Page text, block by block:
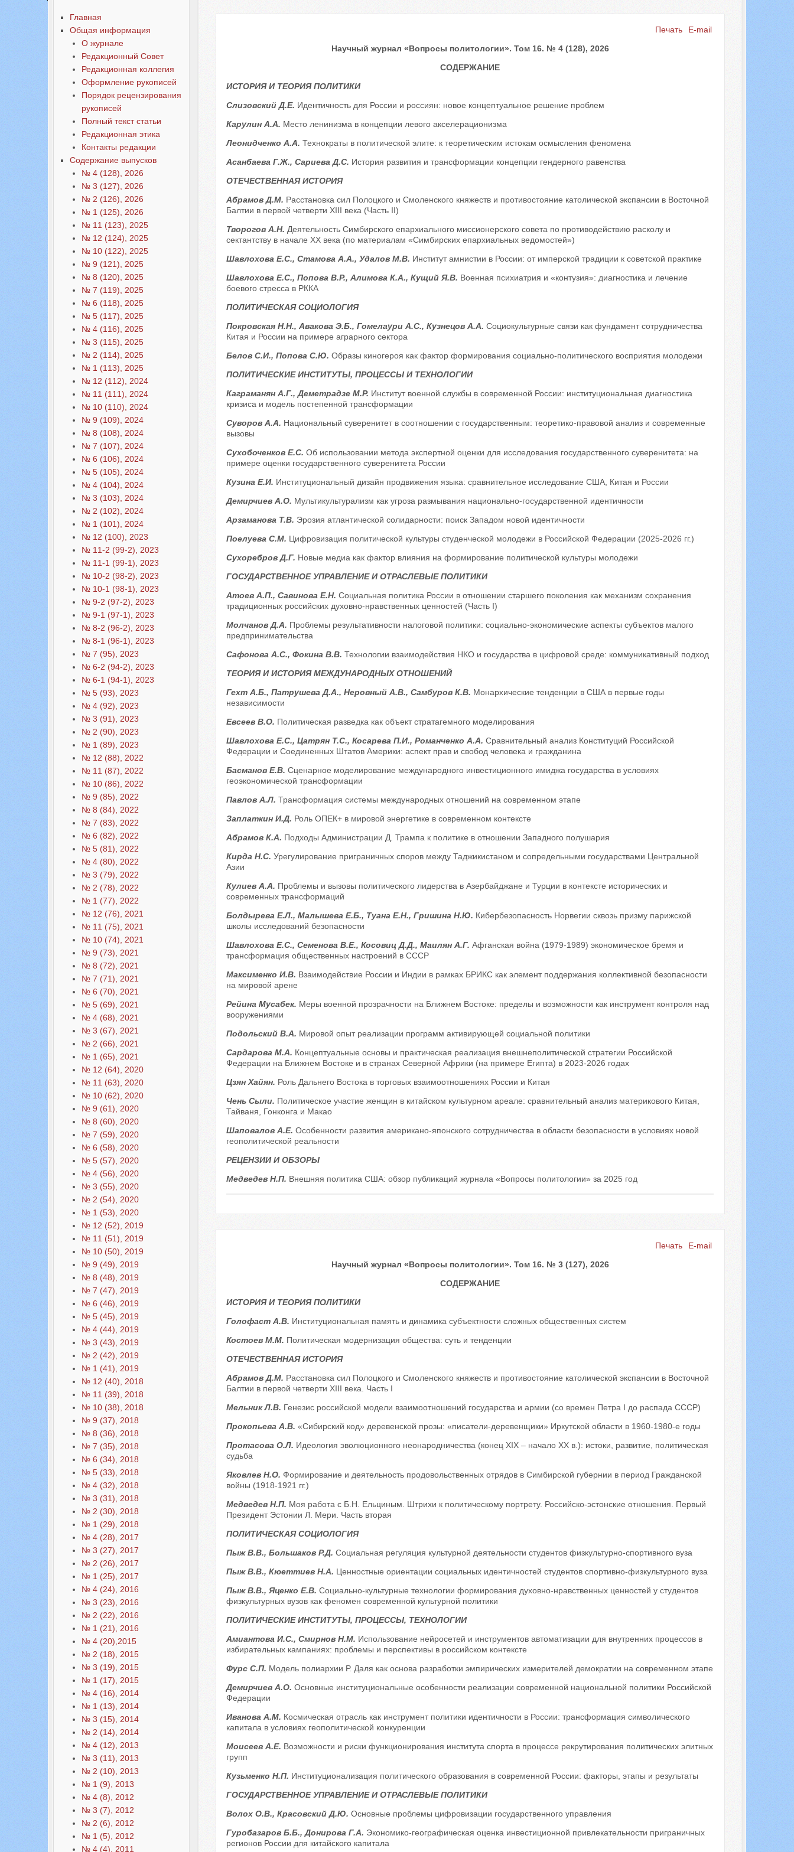
Главная
Общая информация
О журнале
Редакционный Совет
Редакционная коллегия
Оформление рукописей
Порядок рецензирования
рукописей
Полный текст статьи
Редакционная этика
Контакты редакции
Содержание выпусков
№ 4 (128), 2026
№ 3 (127), 2026
№ 2 (126), 2026
№ 1 (125), 2026
№ 11 (123), 2025
№ 12 (124), 2025
№ 10 (122), 2025
№ 9 (121), 2025
№ 8 (120), 2025
№ 7 (119), 2025
№ 6 (118), 2025
№ 5 (117), 2025
№ 4 (116), 2025
№ 3 (115), 2025
№ 2 (114), 2025
№ 1 (113), 2025
№ 12 (112), 2024
№ 11 (111), 2024
№ 10 (110), 2024
№ 9 (109), 2024
№ 8 (108), 2024
№ 7 (107), 2024
№ 6 (106), 2024
№ 5 (105), 2024
№ 4 (104), 2024
№ 3 (103), 2024
№ 2 (102), 2024
№ 1 (101), 2024
№ 12 (100), 2023
№ 11-2 (99-2), 2023
№ 11-1 (99-1), 2023
№ 10-2 (98-2), 2023
№ 10-1 (98-1), 2023
№ 9-2 (97-2), 2023
№ 9-1 (97-1), 2023
№ 8-2 (96-2), 2023
№ 8-1 (96-1), 2023
№ 7 (95), 2023
№ 6-2 (94-2), 2023
№ 6-1 (94-1), 2023
№ 5 (93), 2023
№ 4 (92), 2023
№ 3 (91), 2023
№ 2 (90), 2023
№ 1 (89), 2023
№ 12 (88), 2022
№ 11 (87), 2022
№ 10 (86), 2022
№ 9 (85), 2022
№ 8 (84), 2022
№ 7 (83), 2022
№ 6 (82), 2022
№ 5 (81), 2022
№ 4 (80), 2022
№ 3 (79), 2022
№ 2 (78), 2022
№ 1 (77), 2022
№ 12 (76), 2021
№ 11 (75), 2021
№ 10 (74), 2021
№ 9 (73), 2021
№ 8 (72), 2021
№ 7 (71), 2021
№ 6 (70), 2021
№ 5 (69), 2021
№ 4 (68), 2021
№ 3 (67), 2021
№ 2 (66), 2021
№ 1 (65), 2021
№ 12 (64), 2020
№ 11 (63), 2020
№ 10 (62), 2020
№ 9 (61), 2020
№ 8 (60), 2020
№ 7 (59), 2020
№ 6 (58), 2020
№ 5 (57), 2020
№ 4 (56), 2020
№ 3 (55), 2020
№ 2 (54), 2020
№ 1 (53), 2020
№ 12 (52), 2019
№ 11 (51), 2019
№ 10 (50), 2019
№ 9 (49), 2019
№ 8 (48), 2019
№ 7 (47), 2019
№ 6 (46), 2019
№ 5 (45), 2019
№ 4 (44), 2019
№ 3 (43), 2019
№ 2 (42), 2019
№ 1 (41), 2019
№ 12 (40), 2018
№ 11 (39), 2018
№ 10 (38), 2018
№ 9 (37), 2018
№ 8 (36), 2018
№ 7 (35), 2018
№ 6 (34), 2018
№ 5 (33), 2018
№ 4 (32), 2018
№ 3 (31), 2018
№ 2 (30), 2018
№ 1 (29), 2018
№ 4 (28), 2017
№ 3 (27), 2017
№ 2 (26), 2017
№ 1 (25), 2017
№ 4 (24), 2016
№ 3 (23), 2016
№ 2 (22), 2016
№ 1 (21), 2016
№ 4 (20),2015
№ 2 (18), 2015
№ 3 (19), 2015
№ 1 (17), 2015
№ 4 (16), 2014
№ 1 (13), 2014
№ 3 (15), 2014
№ 2 (14), 2014
№ 4 (12), 2013
№ 3 (11), 2013
№ 2 (10), 2013
№ 1 (9), 2013
№ 4 (8), 2012
№ 3 (7), 2012
№ 2 (6), 2012
№ 1 (5), 2012
№ 4 (4), 2011
Печать
E-mail
Научный журнал «Вопросы политологии». Том 16. № 4 (128), 2026
СОДЕРЖАНИЕ
ИСТОРИЯ И ТЕОРИЯ ПОЛИТИКИ
Слизовский Д.Е. Идентичность для России и россиян: новое концептуальное решение проблем
Карулин А.А. Место ленинизма в концепции левого акселерационизма
Леонидченко А.А. Технократы в политической элите: к теоретическим истокам осмысления феномена
Асанбаева Г.Ж., Сариева Д.С. История развития и трансформации концепции гендерного равенства
ОТЕЧЕСТВЕННАЯ ИСТОРИЯ
Абрамов Д.М. Расстановка сил Полоцкого и Смоленского княжеств и противостояние католической экспансии в Восточной
Балтии в первой четверти XIII века (Часть II)
Творогов А.Н. Деятельность Симбирского епархиального миссионерского совета по противодействию расколу и
сектантству в начале XX века (по материалам «Симбирских епархиальных ведомостей»)
Шавлохова Е.С., Стамова А.А., Удалов М.В. Институт амнистии в России: от имперской традиции к советской практике
Шавлохова Е.С., Попова В.Р., Алимова К.А., Кущий Я.В. Военная психиатрия и «контузия»: диагностика и лечение
боевого стресса в РККА
ПОЛИТИЧЕСКАЯ СОЦИОЛОГИЯ
Покровская Н.Н., Авакова Э.Б., Гомелаури А.С., Кузнецов А.А. Социокультурные связи как фундамент сотрудничества
Китая и России на примере аграрного сектора
Белов С.И., Попова С.Ю. Образы киногероя как фактор формирования социально-политического восприятия молодежи
ПОЛИТИЧЕСКИЕ ИНСТИТУТЫ, ПРОЦЕССЫ И ТЕХНОЛОГИИ
Каграманян А.Г., Деметрадзе М.Р. Институт военной службы в современной России: институциональная диагностика
кризиса и модель постепенной трансформации
Суворов А.А. Национальный суверенитет в соотношении с государственным: теоретико-правовой анализ и современные
вызовы
Сухобоченков Е.С. Об использовании метода экспертной оценки для исследования государственного суверенитета: на
примере оценки государственного суверенитета России
Кузина Е.И. Институциональный дизайн продвижения языка: сравнительное исследование США, Китая и России
Демирчиев А.О. Мультикультурализм как угроза размывания национально-государственной идентичности
Арзаманова Т.В. Эрозия атлантической солидарности: поиск Западом новой идентичности
Поелуева С.М. Цифровизация политической культуры студенческой молодежи в Российской Федерации (2025-2026 гг.)
Сухоребров Д.Г. Новые медиа как фактор влияния на формирование политической культуры молодежи
ГОСУДАРСТВЕННОЕ УПРАВЛЕНИЕ И ОТРАСЛЕВЫЕ ПОЛИТИКИ
Атоев А.П., Савинова Е.Н. Социальная политика России в отношении старшего поколения как механизм сохранения
традиционных российских духовно-нравственных ценностей (Часть I)
Молчанов Д.А. Проблемы результативности налоговой политики: социально-экономические аспекты субъектов малого
предпринимательства
Сафонова А.С., Фокина В.В. Технологии взаимодействия НКО и государства в цифровой среде: коммуникативный подход
ТЕОРИЯ И ИСТОРИЯ МЕЖДУНАРОДНЫХ ОТНОШЕНИЙ
Гехт А.Б., Патрушева Д.А., Неровный А.В., Самбуров К.В. Монархические тенденции в США в первые годы
независимости
Евсеев В.О. Политическая разведка как объект стратагемного моделирования
Шавлохова Е.С., Цатрян Т.С., Косарева П.И., Романченко А.А. Сравнительный анализ Конституций Российской
Федерации и Соединенных Штатов Америки: аспект прав и свобод человека и гражданина
Басманов Е.В. Сценарное моделирование международного инвестиционного имиджа государства в условиях
геоэкономической трансформации
Павлов А.Л. Трансформация системы международных отношений на современном этапе
Заплаткин И.Д. Роль ОПЕК+ в мировой энергетике в современном контексте
Абрамов К.А. Подходы Администрации Д. Трампа к политике в отношении Западного полушария
Кирда Н.С. Урегулирование приграничных споров между Таджикистаном и сопредельными государствами Центральной
Азии
Кулиев А.А. Проблемы и вызовы политического лидерства в Азербайджане и Турции в контексте исторических и
современных трансформаций
Болдырева Е.Л., Малышева Е.Б., Туана Е.Н., Гришина Н.Ю. Кибербезопасность Норвегии сквозь призму парижской
школы исследований безопасности
Шавлохова Е.С., Семенова В.Е., Косовиц Д.Д., Маилян А.Г. Афганская война (1979-1989) экономическое бремя и
трансформация общественных настроений в СССР
Максименко И.В. Взаимодействие России и Индии в рамках БРИКС как элемент поддержания коллективной безопасности
на мировой арене
Рейина Мусабек. Меры военной прозрачности на Ближнем Востоке: пределы и возможности как инструмент контроля над
вооружениями
Подольский В.А. Мировой опыт реализации программ активирующей социальной политики
Сардарова М.А. Концептуальные основы и практическая реализация внешнеполитической стратегии Российской
Федерации на Ближнем Востоке и в странах Северной Африки (на примере Египта) в 2023-2026 годах
Цзян Хайян. Роль Дальнего Востока в торговых взаимоотношениях России и Китая
Чень Сыли. Политическое участие женщин в китайском культурном ареале: сравнительный анализ материкового Китая,
Тайваня, Гонконга и Макао
Шаповалов А.Е. Особенности развития американо-японского сотрудничества в области безопасности в условиях новой
геополитической реальности
РЕЦЕНЗИИ И ОБЗОРЫ
Медведев Н.П. Внешняя политика США: обзор публикаций журнала «Вопросы политологии» за 2025 год
Печать
E-mail
Научный журнал «Вопросы политологии». Том 16. № 3 (127), 2026
СОДЕРЖАНИЕ
ИСТОРИЯ И ТЕОРИЯ ПОЛИТИКИ
Голофаст А.В. Институциональная память и динамика субъектности сложных общественных систем
Костоев М.М. Политическая модернизация общества: суть и тенденции
ОТЕЧЕСТВЕННАЯ ИСТОРИЯ
Абрамов Д.М. Расстановка сил Полоцкого и Смоленского княжеств и противостояние католической экспансии в Восточной
Балтии в первой четверти XIII века. Часть I
Мельник Л.В. Генезис российской модели взаимоотношений государства и армии (со времен Петра I до распада СССР)
Прокопьева А.В. «Сибирский код» деревенской прозы: «писатели-деревенщики» Иркутской области в 1960-1980-е годы
Протасова О.Л. Идеология эволюционного неонародничества (конец XIX – начало ХХ в.): истоки, развитие, политическая
судьба
Яковлев Н.О. Формирование и деятельность продовольственных отрядов в Симбирской губернии в период Гражданской
войны (1918-1921 гг.)
Медведев Н.П. Моя работа с Б.Н. Ельциным. Штрихи к политическому портрету. Российско-эстонские отношения. Первый
Президент Эстонии Л. Мери. Часть вторая
ПОЛИТИЧЕСКАЯ СОЦИОЛОГИЯ
Пыж В.В., Большаков Р.Д. Социальная регуляция культурной деятельности студентов физкультурно-спортивного вуза
Пыж В.В., Кюеттиев Н.А. Ценностные ориентации социальных идентичностей студентов спортивно-физкультурного вуза
Пыж В.В., Яценко Е.В. Социально-культурные технологии формирования духовно-нравственных ценностей у студентов
физкультурных вузов как феномен современной культурной политики
ПОЛИТИЧЕСКИЕ ИНСТИТУТЫ, ПРОЦЕССЫ, ТЕХНОЛОГИИ
Амиантова И.С., Смирнов Н.М. Использование нейросетей и инструментов автоматизации для внутренних процессов в
избирательных кампаниях: проблемы и перспективы в российском контексте
Фурс С.П. Модель полиархии Р. Даля как основа разработки эмпирических измерителей демократии на современном этапе
Демирчиев А.О. Основные институциональные особенности реализации современной национальной политики Российской
Федерации
Иванова А.М. Космическая отрасль как инструмент политики идентичности в России: трансформация символического
капитала в условиях геополитической конкуренции
Моисеев А.Е. Возможности и риски функционирования института спорта в процессе рекрутирования политических элитных
групп
Кузьменко Н.П. Институционализация политического образования в современной России: факторы, этапы и результаты
ГОСУДАРСТВЕННОЕ УПРАВЛЕНИЕ И ОТРАСЛЕВЫЕ ПОЛИТИКИ
Волох О.В., Красовский Д.Ю. Основные проблемы цифровизации государственного управления
Гуробазаров Б.Б., Донирова Г.А. Экономико-географическая оценка инвестиционной привлекательности приграничных
регионов России для китайского капитала